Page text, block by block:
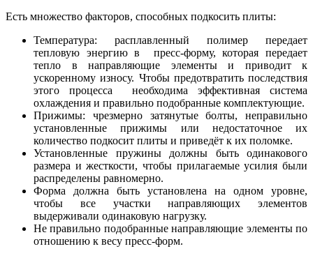
Есть множество факторов, способных подкосить плиты:
Температура: расплавленный полимер передает
тепловую энергию в пресс-форму, которая передает
тепло в направляющие элементы и приводит к
ускоренному износу. Чтобы предотвратить последствия
этого процесса необходима эффективная система
охлаждения и правильно подобранные комплектующие.
Прижимы: чрезмерно затянутые болты, неправильно
установленные прижимы или недостаточное их
количество подкосит плиты и приведёт к их поломке.
Установленные пружины должны быть одинакового
размера и жесткости, чтобы прилагаемые усилия были
распределены равномерно.
Форма должна быть установлена на одном уровне,
чтобы все участки направляющих элементов
выдерживали одинаковую нагрузку.
Не правильно подобранные направляющие элементы по
отношению к весу пресс-форм.